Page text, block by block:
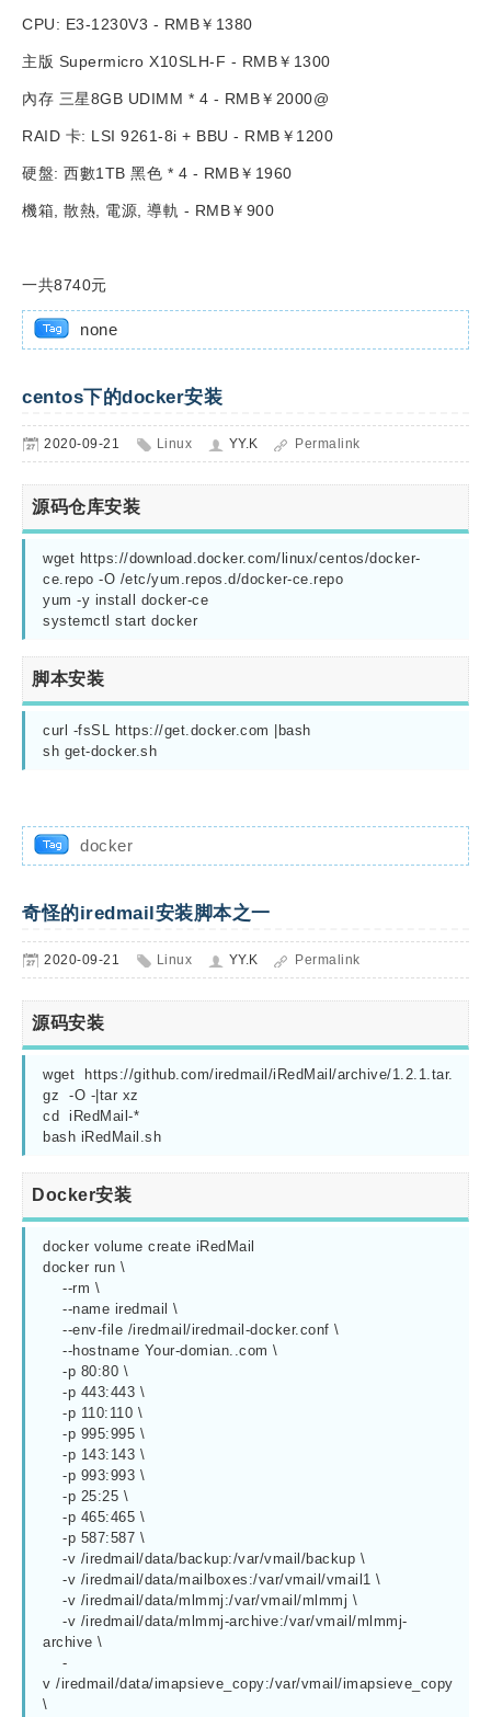
CPU: E3-1230V3 - RMB￥1380
主版 Supermicro X10SLH-F - RMB￥1300
內存 三星8GB UDIMM * 4 - RMB￥2000@
RAID 卡: LSI 9261-8i + BBU - RMB￥1200
硬盤: 西數1TB 黑色 * 4 - RMB￥1960
機箱, 散熱, 電源, 導軌 - RMB￥900
一共8740元
none
centos下的docker安装
2020-09-21 Linux YY.K Permalink
源码仓库安装
wget https://download.docker.com/linux/centos/docker-
ce.repo -O /etc/yum.repos.d/docker-ce.repo
yum -y install docker-ce
systemctl start docker
脚本安装
curl -fsSL https://get.docker.com |bash
sh get-docker.sh
docker
奇怪的iredmail安装脚本之一
2020-09-21 Linux YY.K Permalink
源码安装
wget  https://github.com/iredmail/iRedMail/archive/1.2.1.tar.
gz  -O -|tar xz
cd  iRedMail-*
bash iRedMail.sh
Docker安装
docker volume create iRedMail
docker run \
--rm \
--name iredmail \
--env-file /iredmail/iredmail-docker.conf \
--hostname Your-domian..com \
-p 80:80 \
-p 443:443 \
-p 110:110 \
-p 995:995 \
-p 143:143 \
-p 993:993 \
-p 25:25 \
-p 465:465 \
-p 587:587 \
-v /iredmail/data/backup:/var/vmail/backup \
-v /iredmail/data/mailboxes:/var/vmail/vmail1 \
-v /iredmail/data/mlmmj:/var/vmail/mlmmj \
-v /iredmail/data/mlmmj-archive:/var/vmail/mlmmj-
archive \
-
v /iredmail/data/imapsieve_copy:/var/vmail/imapsieve_copy
\